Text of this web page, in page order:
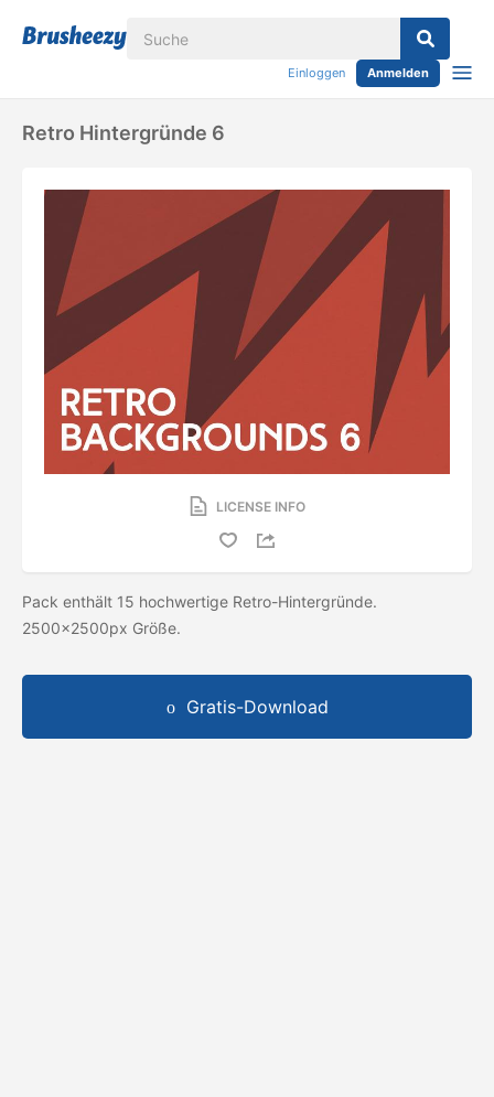
Einloggen Anmelden
Retro Hintergründe 6
LICENSE INFO
Pack enthält 15 hochwertige Retro-Hintergründe.
2500x2500px Größe.
Gratis-Download